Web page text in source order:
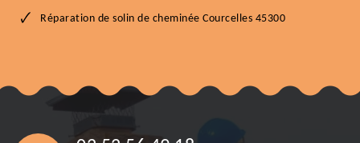
Réparation de solin de cheminée Courcelles 45300